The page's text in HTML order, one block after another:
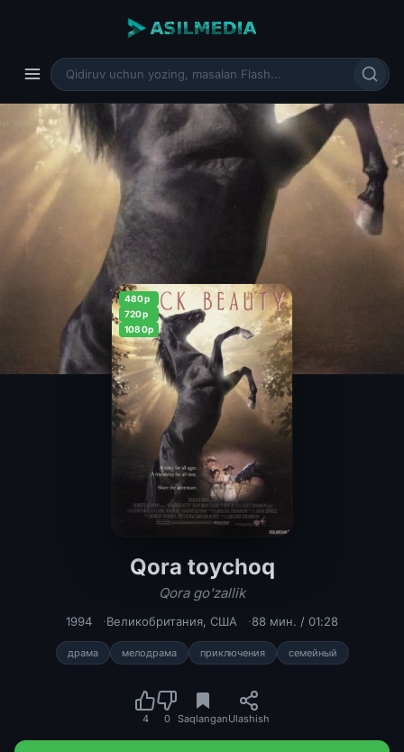
480p
720p
1080p
Qora toychoq
Qora toychoq / Qora go'zallik
Qora go'zallik
1994 Великобритания, США 88 мин. / 01:28
драма мелодрама приключения семейный
4 0 SaqlanganUlashish